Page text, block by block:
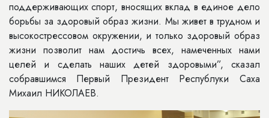
поддерживающих спорт, вносящих вклад в единое дело
борьбы за здоровый образ жизни. Мы живет в трудном и
высокострессовом окружении, и только здоровый образ
жизни позволит нам достичь всех, намеченных нами
целей и сделать наших детей здоровыми”, сказал
собравшимся Первый Президент Республуки Саха
Михаил НИКОЛАЕВ.